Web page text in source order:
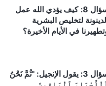
سؤال 8: كيف يؤدي الله عمل
لتخليص البشرية
في الأيام الأخيرة؟
سؤال 3: يقول الإنجيل: "ثُمَّ نَحْنُ